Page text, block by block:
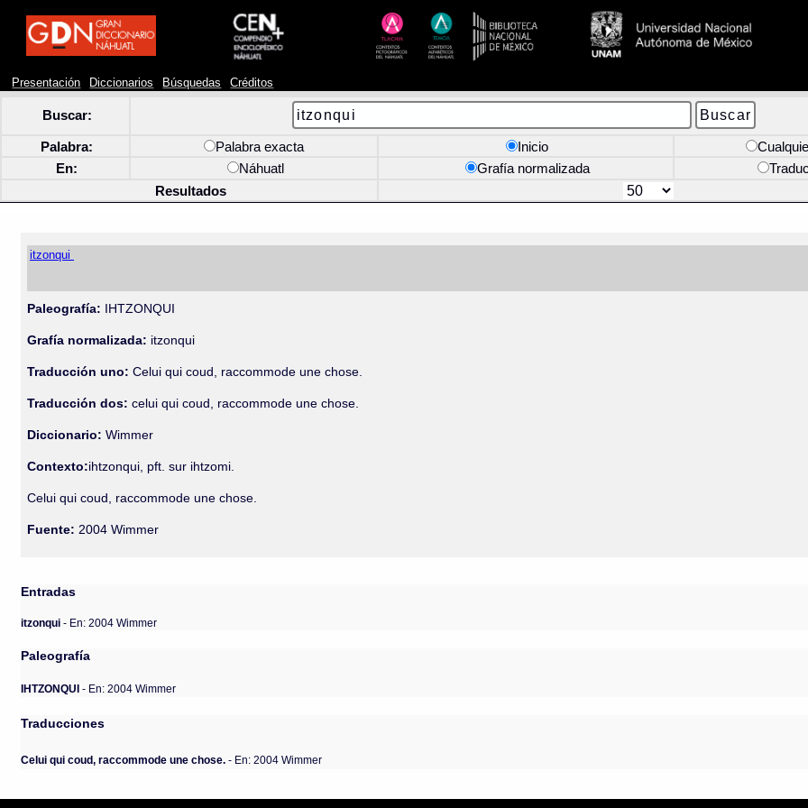
Presentación Diccionarios Búsquedas Créditos
Buscar:
Palabra: Palabra exacta Inicio
En:
Náhuatl Grafía normalizada
Resultados
itzonqui
Paleografía: IHTZONQUI
Grafía normalizada: itzonqui
Traducción uno: Celui qui coud, raccommode une chose.
Traducción dos: celui qui coud, raccommode une chose.
Diccionario:Wimmer
Contexto:ihtzonqui, pft. sur ihtzomi.
Celui qui coud, raccommode une chose.
Fuente: 2004 Wimmer
Entradas
itzonqui- En: 2004 Wimmer
Paleografía
IHTZONQUI - En: 2004 Wimmer
Traducciones
Celui qui coud, raccommode une chose. - En: 2004 Wimmer